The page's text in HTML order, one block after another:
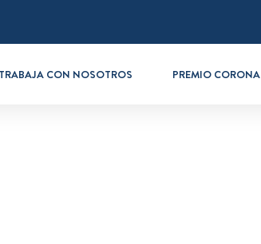
TRABAJA CON NOSOTROS PREMIO CORONA